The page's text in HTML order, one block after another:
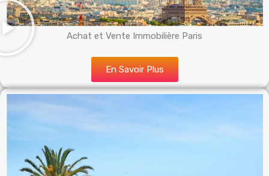
Achat et Vente Immobilière Paris
En Savoir Plus